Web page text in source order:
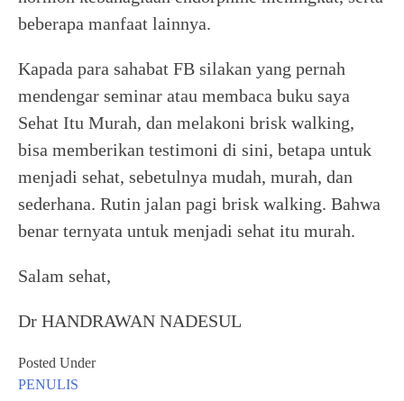
beberapa manfaat lainnya.
Kapada para sahabat FB silakan yang pernah
mendengar seminar atau membaca buku saya
Sehat Itu Murah, dan melakoni brisk walking,
bisa memberikan testimoni di sini, betapa untuk
menjadi sehat, sebetulnya mudah, murah, dan
sederhana. Rutin jalan pagi brisk walking. Bahwa
benar ternyata untuk menjadi sehat itu murah.
Salam sehat,
Dr HANDRAWAN NADESUL
Posted Under
PENULIS